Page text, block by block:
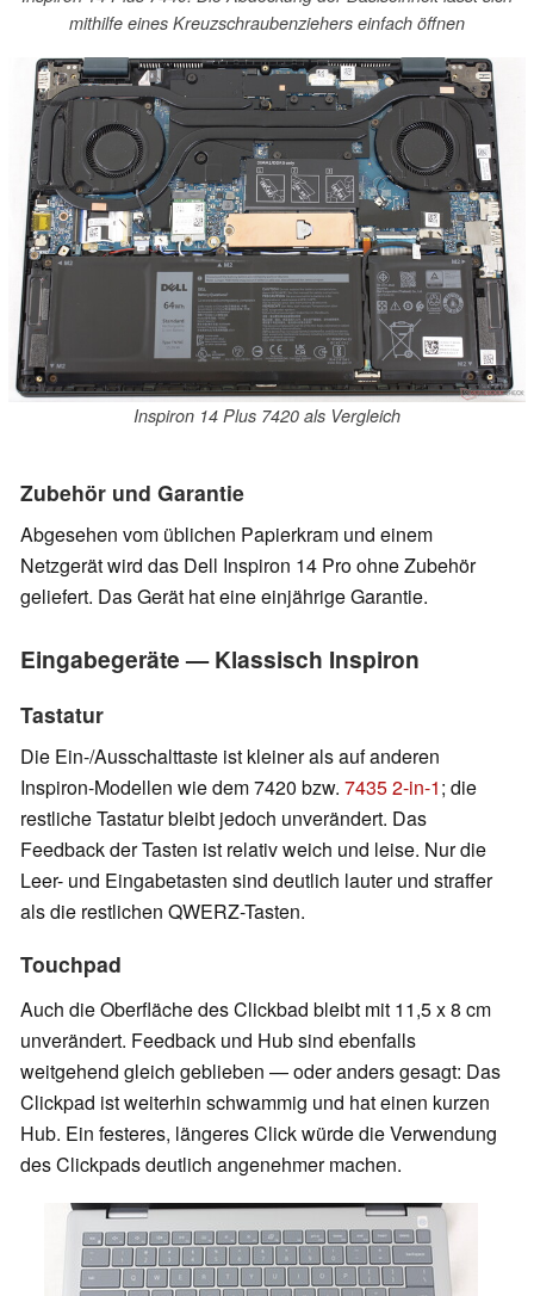
mithilfe eines Kreuzschraubenziehers einfach öffnen
Inspiron 14 Plus 7420 als Vergleich
Zubehör und Garantie
Abgesehen vom üblichen Papierkram und einem
Netzgerät wird das Dell Inspiron 14 Pro ohne Zubehör
geliefert. Das Gerät hat eine einjährige Garantie.
Eingabegeräte — Klassisch Inspiron
Tastatur
Die Ein-/Ausschalttaste ist kleiner als auf anderen
Inspiron-Modellen wie dem 7420 bzw. 7435 2-in-1; die
restliche Tastatur bleibt jedoch unverändert. Das
Feedback der Tasten ist relativ weich und leise. Nur die
Leer- und Eingabetasten sind deutlich lauter und straffer
als die restlichen QWERZ-Tasten.
Touchpad
Auch die Oberfläche des Clickbad bleibt mit 11,5 x 8 cm
unverändert. Feedback und Hub sind ebenfalls
weitgehend gleich geblieben — oder anders gesagt: Das
Clickpad ist weiterhin schwammig und hat einen kurzen
Hub. Ein festeres, längeres Click würde die Verwendung
des Clickpads deutlich angenehmer machen.